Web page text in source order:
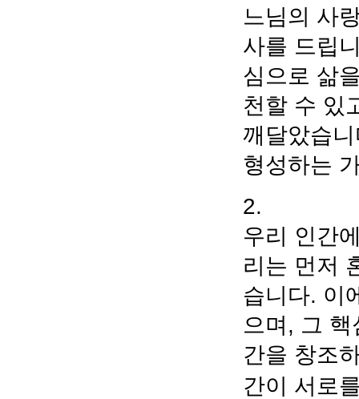
느님의 사
사를 드립
심으로 삶
천할 수 있
깨달았습
형성하는
2.
우리 인간
리는 먼저
습니다. 이
으며, 그
간을 창조
간이 서로